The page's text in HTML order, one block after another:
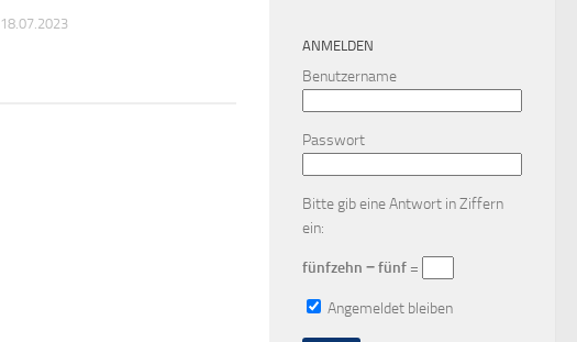
18.07.2023
ANMELDEN
Benutzername
Passwort
Bitte gib eine Antwort in Ziffern
ein:
fünfzehn − fünf =
Angemeldet bleiben